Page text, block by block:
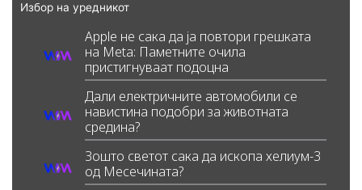
Избор на уредникот
Apple не сака да ја повтори грешката
на Meta: Паметните очила
пристигнуваат подоцна
Дали електричните автомобили се
навистина подобри за животната
средина?
Зошто светот сака да ископа хелиум-3
од Месечината?